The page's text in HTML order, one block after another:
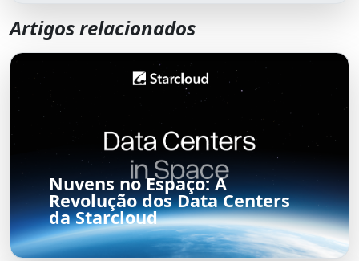
Artigos relacionados
Nuvens no Espaço: A
Revolução dos Data Centers
da Starcloud